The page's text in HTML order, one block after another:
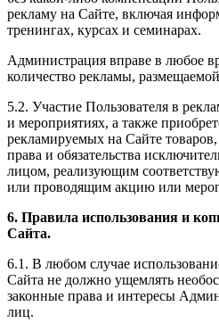
рекламу на Сайте, включая
тренингах, курсах и семинарах.
Администрация вправе в любое
количество рекламы,
5.2. Участие Пользователя в
и мероприятиях, а также
рекламируемых на Сайте
права и обязательства
лицом, реализующим
или проводящим акцию или
6. Правила использования и
Сайта.
6.1. В любом случае
Сайта не должно ущемлять
законные права и интересы
лиц.